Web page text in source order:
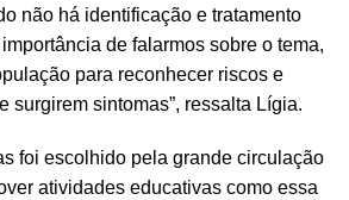
não há identificação e tratamento
de falarmos sobre o tema,
para reconhecer riscos e
surgirem sintomas”, ressalta Lígia.
foi escolhido pela grande circulação
atividades educativas como essa